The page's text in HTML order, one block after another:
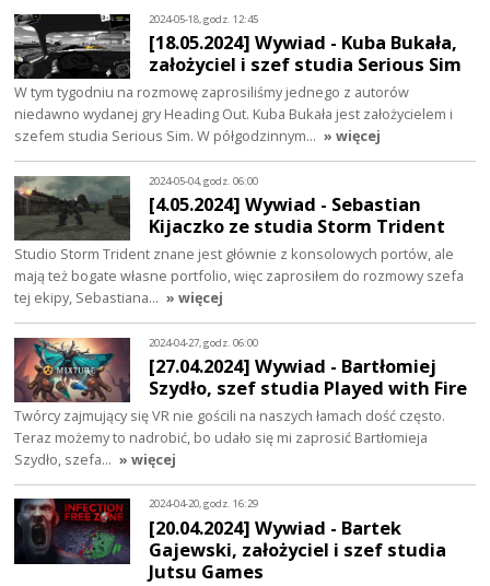
2024-05-18, godz. 12:45
[18.05.2024] Wywiad - Kuba Bukała,
założyciel i szef studia Serious Sim
W tym tygodniu na rozmowę zaprosiliśmy jednego z autorów
niedawno wydanej gry Heading Out. Kuba Bukała jest założycielem i
szefem studia Serious Sim. W półgodzinnym… » więcej
2024-05-04, godz. 06:00
[4.05.2024] Wywiad - Sebastian
Kijaczko ze studia Storm Trident
Studio Storm Trident znane jest głównie z konsolowych portów, ale
mają też bogate własne portfolio, więc zaprosiłem do rozmowy szefa
tej ekipy, Sebastiana… » więcej
2024-04-27, godz. 06:00
[27.04.2024] Wywiad - Bartłomiej
Szydło, szef studia Played with Fire
Twórcy zajmujący się VR nie gościli na naszych łamach dość często.
Teraz możemy to nadrobić, bo udało się mi zaprosić Bartłomieja
Szydło, szefa… » więcej
2024-04-20, godz. 16:29
[20.04.2024] Wywiad - Bartek
Gajewski, założyciel i szef studia
Jutsu Games